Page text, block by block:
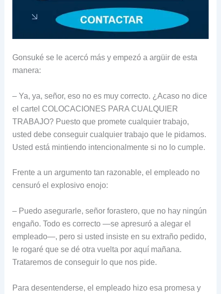
Gonsuké se le acercó más y empezó a argüir de esta
manera:
– Ya, ya, señor, eso no es muy correcto. ¿Acaso no dice
el cartel COLOCACIONES PARA CUALQUIER
TRABAJO? Puesto que promete cualquier trabajo,
usted debe conseguir cualquier trabajo que le pidamos.
Usted está mintiendo intencionalmente si no lo cumple.
Frente a un argumento tan razonable, el empleado no
censuró el explosivo enojo:
– Puedo asegurarle, señor forastero, que no hay ningún
engaño. Todo es correcto —se apresuró a alegar el
empleado—, pero si usted insiste en su extraño pedido,
le rogaré que se dé otra vuelta por aquí mañana.
Trataremos de conseguir lo que nos pide.
Para desentenderse, el empleado hizo esa promesa y